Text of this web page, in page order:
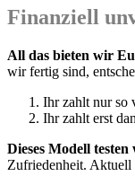
Finanziell
All das bieten wir
wir fertig sind,
Ihr zahlt nur so
Ihr zahlt erst
Dieses Modell
Zufriedenheit. Aktuell